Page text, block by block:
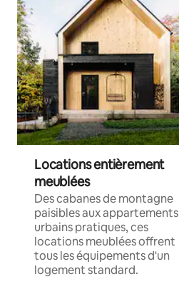
Locations entièrement
meublées
Des cabanes de montagne
paisibles aux appartements
urbains pratiques, ces
locations meublées offrent
tous les équipements d'un
logement standard.